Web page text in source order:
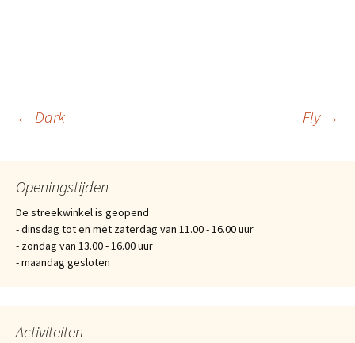
Berichtnavigatie
← Dark Fly →
Openingstijden
De streekwinkel is geopend
- dinsdag tot en met zaterdag van 11.00 - 16.00 uur
- zondag van 13.00 - 16.00 uur
- maandag gesloten
Activiteiten